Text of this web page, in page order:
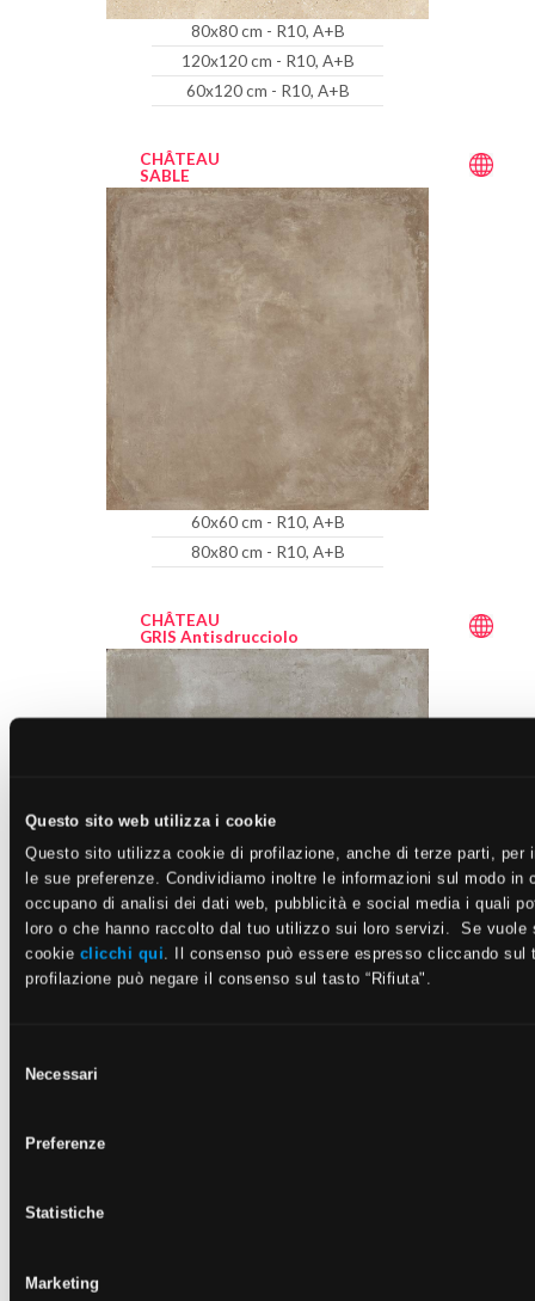
Questo sito web utilizza i cookie
Questo sito utilizza cookie di profilazione, anche di terze parti,
le sue preferenze. Condividiamo inoltre le informazioni sul modo
occupano di analisi dei dati web, pubblicità e social media i quali
loro o che hanno raccolto dal tuo utilizzo sui loro servizi. Se
cookie clicchi qui. Il consenso può essere espresso cliccando
profilazione può negare il consenso sul tasto “Rifiuta".
delNecessari
Preferenze
Statistiche
Marketing
80x80 cm - R10, A+B
120x120 cm - R10, A+B
60x120 cm - R10, A+B
CHÂTEAU
SABLE
60x60 cm - R10, A+B
80x80 cm - R10, A+B
CHÂTEAU
GRIS Antisdrucciolo
80x80 cm - R11, A+B+C